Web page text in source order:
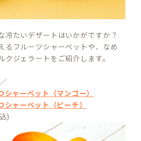
冷たいデザートはいかがですか？
るフルーツシャーベットや、なめ
クジェラートをご紹介します。
ャーベット（マンゴー）
ャーベット（ピーチ）
)